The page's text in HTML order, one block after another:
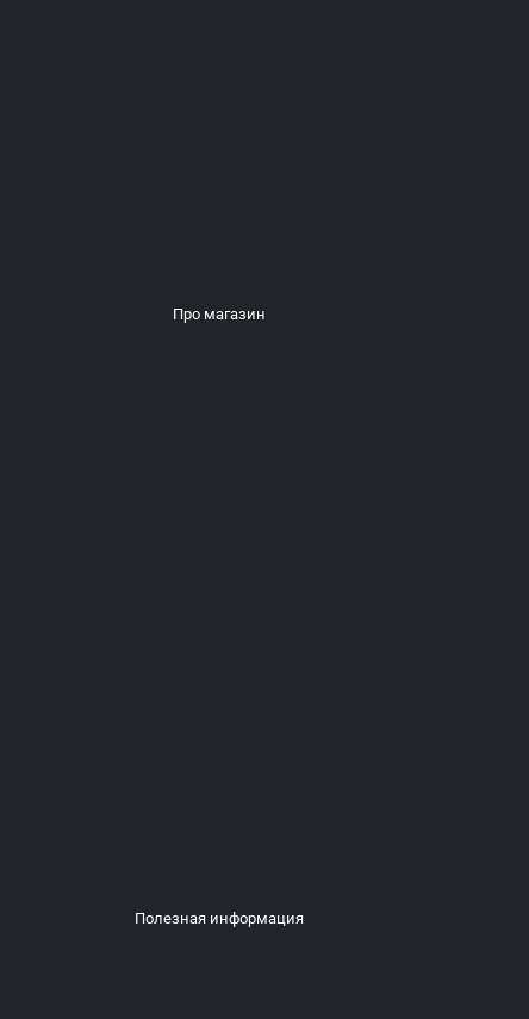
Про магазин
Полезная информация